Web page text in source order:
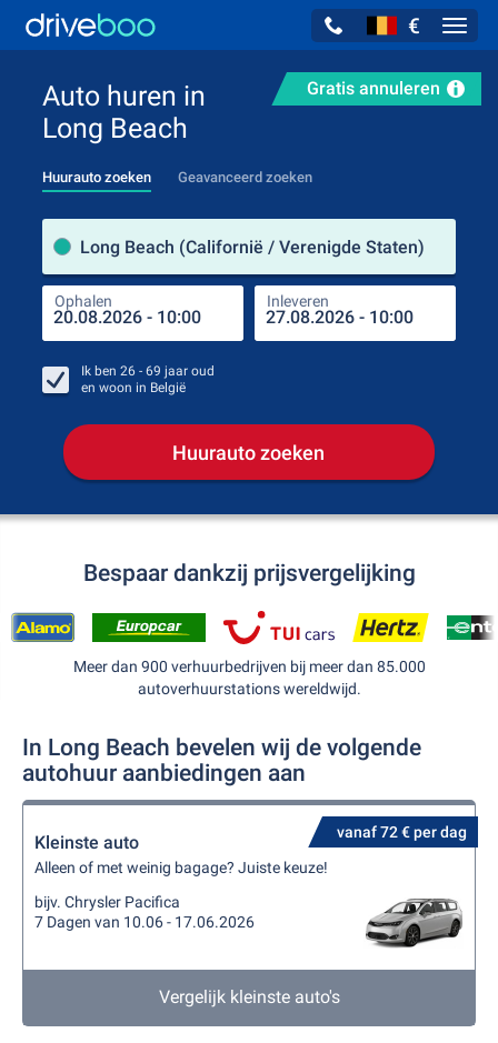
€
Gratis annuleren
Auto huren in
Long Beach
Huurauto zoeken Geavanceerd zoeken
Long Beach (Californië / Verenigde Staten)
Ophalen Inleveren
Ik ben 26 - 69 jaar oud
en woon in België
Huurauto zoeken
Bespaar dankzij prijsvergelijking
Meer dan 900 verhuurbedrijven bij meer dan 85.000
autoverhuurstations wereldwijd.
In Long Beach bevelen wij de volgende
autohuur aanbiedingen aan
vanaf 72 € per dag
Kleinste auto
Alleen of met weinig bagage? Juiste keuze!
bijv. Chrysler Pacifica
7 Dagen van 10.06 - 17.06.2026
Vergelijk kleinste auto's